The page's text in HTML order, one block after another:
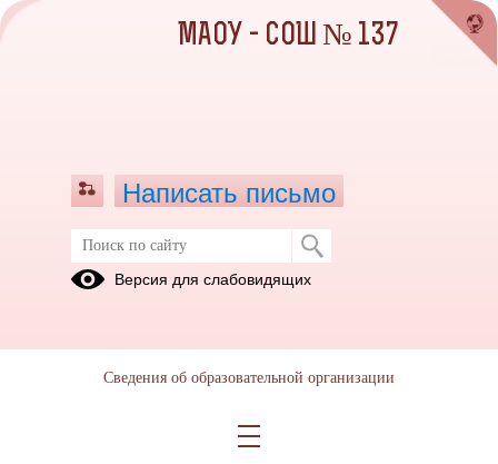
Российское движение детей и
молодежи «Движение первых»
инициатив
МАОУ - СОШ № 137
Написать письмо
Версия для слабовидящих
Сведения об образовательной организации